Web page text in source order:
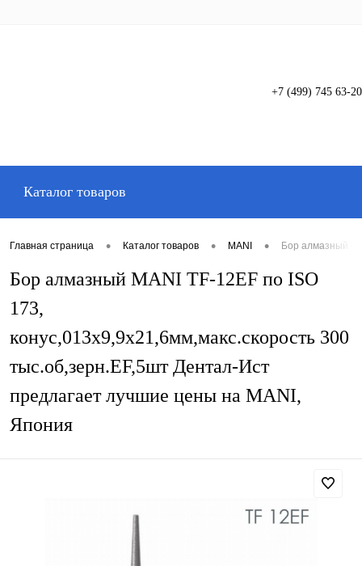
+7 (499) 745 63-20
Каталог товаров
Главная страница • Каталог товаров • MANI • Бор алмазный
Бор алмазный MANI TF-12EF по ISO
173,
конус,013х9,9х21,6мм,макс.скорость 300
тыс.об,зерн.EF,5шт Дентал-Ист
предлагает лучшие цены на MANI,
Япония